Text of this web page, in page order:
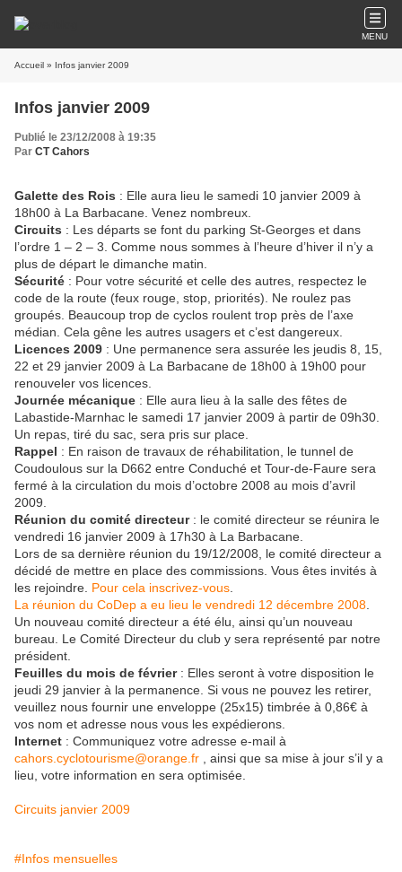
MENU
Accueil » Infos janvier 2009
Infos janvier 2009
Publié le 23/12/2008 à 19:35
Par CT Cahors
Galette des Rois : Elle aura lieu le samedi 10 janvier 2009 à
18h00 à La Barbacane. Venez nombreux.
Circuits : Les départs se font du parking St-Georges et dans
l’ordre 1 – 2 – 3. Comme nous sommes à l’heure d’hiver il n’y a
plus de départ le dimanche matin.
Sécurité : Pour votre sécurité et celle des autres, respectez le
code de la route (feux rouge, stop, priorités). Ne roulez pas
groupés. Beaucoup trop de cyclos roulent trop près de l’axe
médian. Cela gêne les autres usagers et c’est dangereux.
Licences 2009 : Une permanence sera assurée les jeudis 8, 15,
22 et 29 janvier 2009 à La Barbacane de 18h00 à 19h00 pour
renouveler vos licences.
Journée mécanique : Elle aura lieu à la salle des fêtes de
Labastide-Marnhac le samedi 17 janvier 2009 à partir de 09h30.
Un repas, tiré du sac, sera pris sur place.
Rappel : En raison de travaux de réhabilitation, le tunnel de
Coudoulous sur la D662 entre Conduché et Tour-de-Faure sera
fermé à la circulation du mois d’octobre 2008 au mois d’avril
2009.
Réunion du comité directeur: le comité directeur se réunira le
vendredi 16 janvier 2009 à 17h30 à La Barbacane.
Lors de sa dernière réunion du 19/12/2008, le comité directeur a
décidé de mettre en place des commissions. Vous êtes invités à
les rejoindre. Pour cela inscrivez-vous
La réunion du CoDep a eu lieu le vendredi 12 décembre 2008
Un nouveau comité directeur a été élu, ainsi qu’un nouveau
bureau. Le Comité Directeur du club y sera représenté par notre
président.
Feuilles du mois de février: Elles seront à votre disposition le
jeudi 29 janvier à la permanence. Si vous ne pouvez les retirer,
veuillez nous fournir une enveloppe (25x15) timbrée à 0,86€ à
vos nom et adresse nous vous les expédierons.
Internet : Communiquez votre adresse e-mail à
cahors.cyclotourisme@orange.fr , ainsi que sa mise à jour s’il y a
lieu, votre information en sera optimisée.
Circuits janvier 2009
#Infos mensuelles